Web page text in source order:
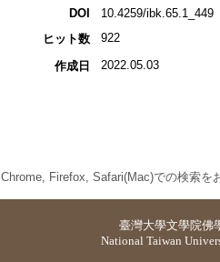
DOI
10.4259/ibk.65.1_449
ヒット数
922
作成日 2022.05.03
Chrome, Firefox, Safari(Mac)での検索を
臺灣大學文學院佛
National Taiwan